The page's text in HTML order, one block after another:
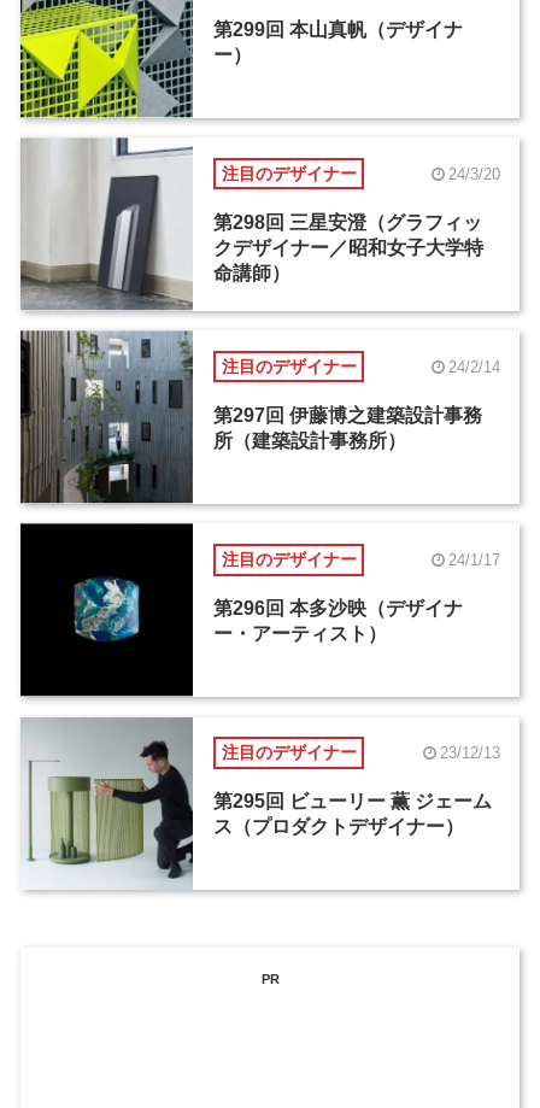
第299回 本山真帆（デザイナ
ー）
注目のデザイナー 24/3/20
第298回 三星安澄（グラフィッ
クデザイナー／昭和女子大学特
命講師）
注目のデザイナー 24/2/14
第297回 伊藤博之建築設計事務
所（建築設計事務所）
注目のデザイナー 24/1/17
第296回 本多沙映（デザイナ
ー・アーティスト）
注目のデザイナー 23/12/13
第295回 ビューリー 薫 ジェーム
ス（プロダクトデザイナー）
PR